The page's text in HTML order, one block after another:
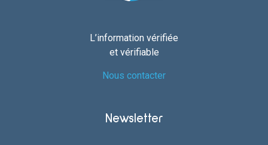
L’information vérifiée
et vérifiable
Nous contacter
Newsletter